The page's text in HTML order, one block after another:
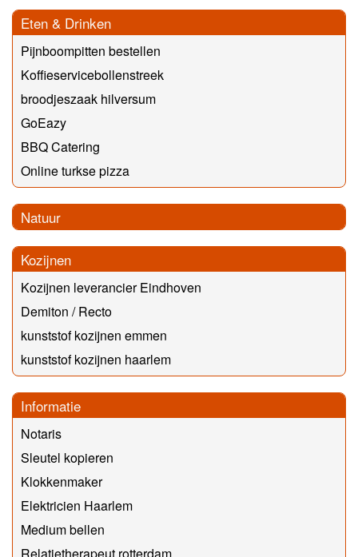
Eten & Drinken
Pijnboompitten bestellen
Koffieservicebollenstreek
broodjeszaak hilversum
GoEazy
BBQ Catering
Online turkse pizza
Natuur
Kozijnen
Kozijnen leverancier Eindhoven
Demiton / Recto
kunststof kozijnen emmen
kunststof kozijnen haarlem
Informatie
Notaris
Sleutel kopieren
Klokkenmaker
Elektricien Haarlem
Medium bellen